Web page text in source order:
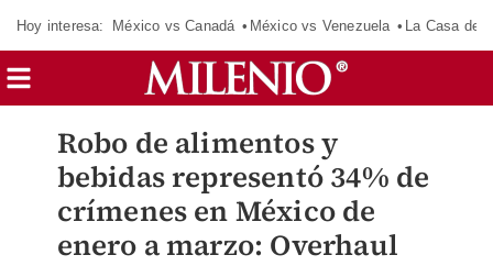
Hoy interesa: México vs Canadá México vs Venezuela La Casa de
Robo de alimentos y
bebidas representó 34% de
crímenes en México de
enero a marzo: Overhaul